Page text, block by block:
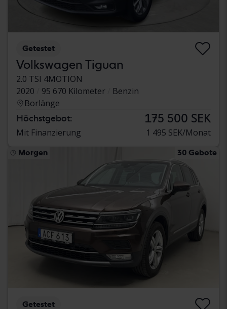
Getestet
Volkswagen Tiguan
2.0 TSI 4MOTION
2020
95 670 Kilometer
Benzin
Borlänge
Höchstgebot: 175 500 SEK
Mit Finanzierung 1 495 SEK/Monat
Morgen 30 Gebote
Getestet